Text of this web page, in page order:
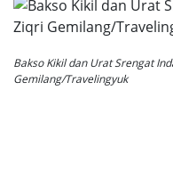
Bakso Kikil dan Urat Srengat
Gemilang/Travelingyuk